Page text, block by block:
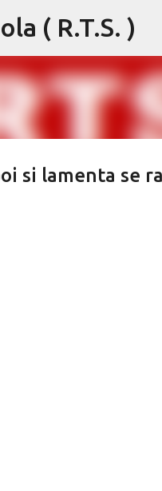
Passa ai contenuti principali
( R.T.S. )
si lamenta se